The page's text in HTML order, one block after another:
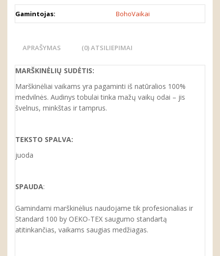
Gamintojas: BohoVaikai
APRAŠYMAS (0) ATSILIEPIMAI
MARŠKINĖLIŲ SUDĖTIS:
Marškinėliai vaikams yra pagaminti iš natūralios 100%
medvilnės. Audinys tobulai tinka mažų vaikų odai – jis
švelnus, minkštas ir tamprus.
TEKSTO SPALVA:
juoda
SPAUDA:
Gamindami marškinėlius naudojame tik profesionalias ir
Standard 100 by OEKO-TEX saugumo standartą
atitinkančias, vaikams saugias medžiagas.